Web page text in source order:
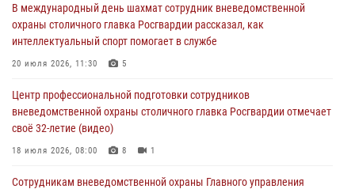
управления Росгвардии по городу Москве заняли первое место в
чемпионате столичного главка ведомства по самбо и боевому
самбо (ВИДЕО)
04 августа 2026, 14:00
В Москве росгвардейцы задержали подозреваемого в нападении
на охранника торгового центра (видео)
04 августа 2026, 08:00
находящегося в федеральном розыске (видео)
В международный день шахмат сотрудник вневедомственной
охраны столичного главка Росгвардии рассказал, как
интеллектуальный спорт помогает в службе
20 июля 2026, 11:30 5
Центр профессиональной подготовки сотрудников
вневедомственной охраны столичного главка Росгвардии отмечает
своё 32-летие (видео)
18 июля 2026, 08:00 8 1
Сотрудникам вневедомственной охраны Главного управления